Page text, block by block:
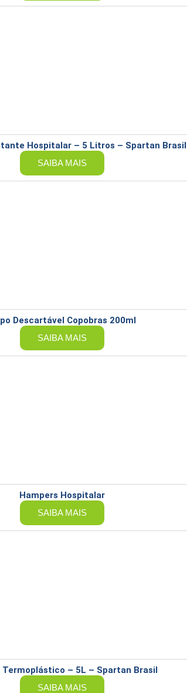
Hospitalar – 5 Litros – Spartan Brasil
SAIBA MAIS
Descartável Copobras 200ml
SAIBA MAIS
Hampers Hospitalar
SAIBA MAIS
Termoplástico – 5L – Spartan Brasil
SAIBA MAIS